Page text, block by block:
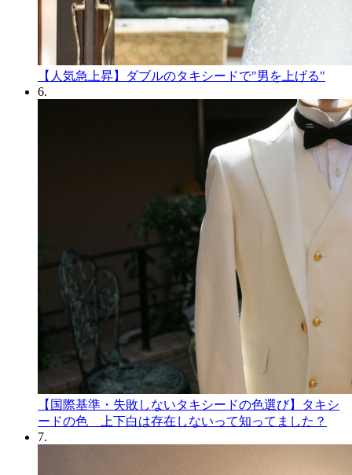
【人気急上昇】ダブルのタキシードで"男を上げる"
6.
【国際基準・失敗しないタキシードの色選び】タキシ
ードの色 上下白は存在しないって知ってました？
7.